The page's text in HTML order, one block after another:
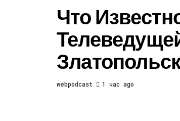
Что
webpodcast 1 час ago